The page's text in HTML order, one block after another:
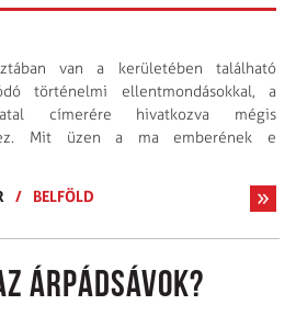
van a kerületében található
történelmi ellentmondásokkal, a
címerére hivatkozva mégis
Mit üzen a ma emberének e
/ BELFÖLD
ÁRPÁDSÁVOK?